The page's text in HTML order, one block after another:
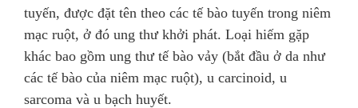
tuyến, được đặt tên theo các tế bào tuyến trong niêm
mạc ruột, ở đó ung thư khởi phát. Loại hiếm gặp
khác bao gồm ung thư tế bào vảy (bắt đầu ở da như
các tế bào của niêm mạc ruột), u carcinoid, u
sarcoma và u bạch huyết.